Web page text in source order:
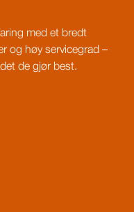
med et bredt
og høy servicegrad –
de gjør best.